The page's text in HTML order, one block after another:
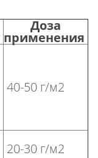
Доза
применения
40-50 г/м2
20-30 г/м2